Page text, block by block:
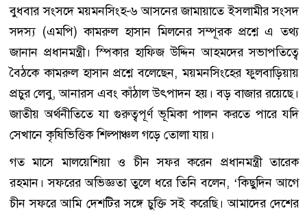
বুধবার সংসদে ময়মনসিংহ-৬ আসনের জামায়াতে ইসলামীর সংসদ
সদস্য (এমপি) কামরুল হাসান মিলনের সম্পূরক প্রশ্নে এ তথ্য
জানান প্রধানমন্ত্রী। স্পিকার হাফিজ উদ্দিন আহমদের সভাপতিত্বে
বৈঠকে কামরুল হাসান প্রশ্নে বলেছেন, ময়মনসিংহের ফুলবাড়িয়ায়
প্রচুর লেবু, আনারস এবং কাঁঠাল উৎপাদন হয়। বড় বাজার রয়েছে।
জাতীয় অর্থনীতিতে যা গুরুত্বপূর্ণ ভূমিকা পালন করতে পারে যদি
সেখানে কৃষিভিত্তিক শিল্পাঞ্চল গড়ে তোলা যায়।
গত মাসে মালয়েশিয়া ও চীন সফর করেন প্রধানমন্ত্রী তারেক
রহমান। সফরের অভিজ্ঞতা তুলে ধরে তিনি বলেন, ‘কিছুদিন আগে
চীন সফরে আমি দেশটির সঙ্গে চুক্তি সই করেছি। আমাদের দেশের